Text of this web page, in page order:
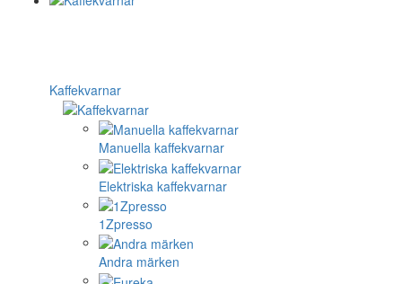
Kaffekvarnar
Manuella kaffekvarnar
Elektriska kaffekvarnar
1Zpresso
Andra märken